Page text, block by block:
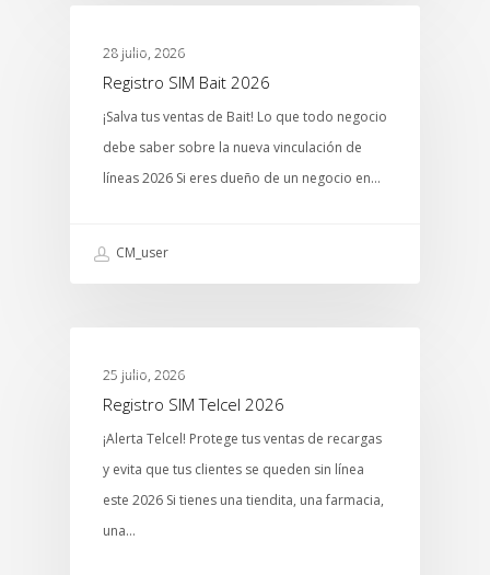
28 julio, 2026
Registro SIM Bait 2026
¡Salva tus ventas de Bait! Lo que todo negocio
debe saber sobre la nueva vinculación de
líneas 2026 Si eres dueño de un negocio en…
CM_user
25 julio, 2026
Registro SIM Telcel 2026
¡Alerta Telcel! Protege tus ventas de recargas
y evita que tus clientes se queden sin línea
este 2026 Si tienes una tiendita, una farmacia,
una…